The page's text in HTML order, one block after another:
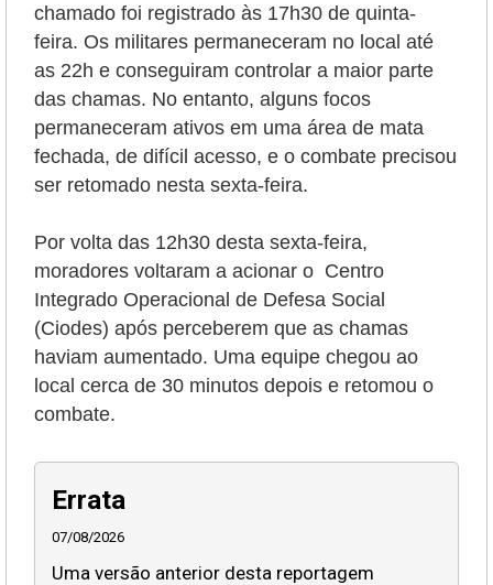
chamado foi registrado às 17h30 de quinta-
feira. Os militares permaneceram no local até
as 22h e conseguiram controlar a maior parte
das chamas. No entanto, alguns focos
permaneceram ativos em uma área de mata
fechada, de difícil acesso, e o combate precisou
ser retomado nesta sexta-feira.
Por volta das 12h30 desta sexta-feira,
moradores voltaram a acionar o Centro
Integrado Operacional de Defesa Social
(Ciodes) após perceberem que as chamas
haviam aumentado. Uma equipe chegou ao
local cerca de 30 minutos depois e retomou o
combate.
Errata
07/08/2026
Uma versão anterior desta reportagem